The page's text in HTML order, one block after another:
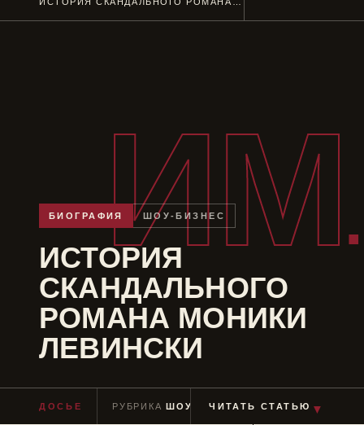
ИМ
БИОГРАФИЯ ШОУ-БИЗНЕС
ИСТОРИЯ
СКАНДАЛЬНОГО
РОМАНА МОНИКИ
ЛЕВИНСКИ
ДОСЬЕ РУБРИКАШОУ-БИЗНЕС ЧТЕНИЕ
ЧИТАТЬ СТАТЬЮ ▼